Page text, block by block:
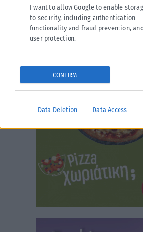
I want to allow Google to enable
to security, including authentication
functionality and fraud prevention,
user protection.
CONFIRM
Data Deletion Data Access